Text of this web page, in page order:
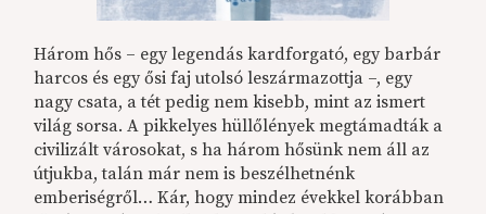
Három hős – egy legendás kardforgató, egy barbár
harcos és egy ősi faj utolsó leszármazottja –, egy
nagy csata, a tét pedig nem kisebb, mint az ismert
világ sorsa. A pikkelyes hüllőlények megtámadták a
civilizált városokat, s ha három hősünk nem áll az
útjukba, talán már nem is beszélhetnénk
emberiségről… Kár, hogy mindez évekkel korábban